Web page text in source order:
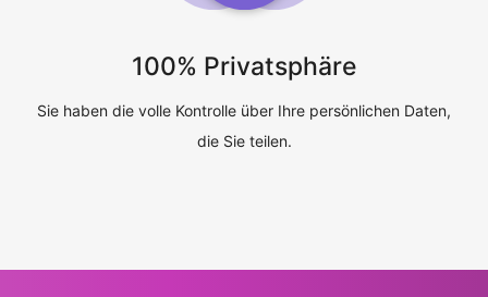
100% Privatsphäre
Sie haben die volle Kontrolle über Ihre persönlichen Daten,
die Sie teilen.